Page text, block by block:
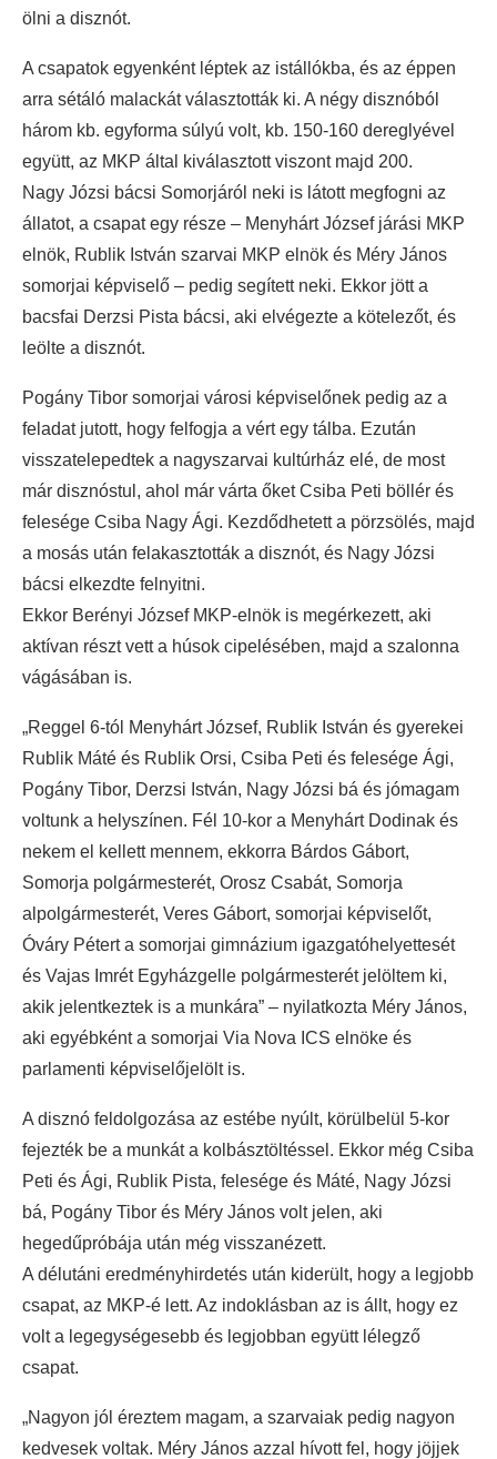
ölni a disznót.
A csapatok egyenként léptek az istállókba, és az éppen
arra sétáló malackát választották ki. A négy disznóból
három kb. egyforma súlyú volt, kb. 150-160 dereglyével
együtt, az MKP által kiválasztott viszont majd 200.
Nagy Józsi bácsi Somorjáról neki is látott megfogni az
állatot, a csapat egy része – Menyhárt József járási MKP
elnök, Rublik István szarvai MKP elnök és Méry János
somorjai képviselő – pedig segített neki. Ekkor jött a
bacsfai Derzsi Pista bácsi, aki elvégezte a kötelezőt, és
leölte a disznót.
Pogány Tibor somorjai városi képviselőnek pedig az a
feladat jutott, hogy felfogja a vért egy tálba. Ezután
visszatelepedtek a nagyszarvai kultúrház elé, de most
már disznóstul, ahol már várta őket Csiba Peti böllér és
felesége Csiba Nagy Ági. Kezdődhetett a pörzsölés, majd
a mosás után felakasztották a disznót, és Nagy Józsi
bácsi elkezdte felnyitni.
Ekkor Berényi József MKP-elnök is megérkezett, aki
aktívan részt vett a húsok cipelésében, majd a szalonna
vágásában is.
„Reggel 6-tól Menyhárt József, Rublik István és gyerekei
Rublik Máté és Rublik Orsi, Csiba Peti és felesége Ági,
Pogány Tibor, Derzsi István, Nagy Józsi bá és jómagam
voltunk a helyszínen. Fél 10-kor a Menyhárt Dodinak és
nekem el kellett mennem, ekkorra Bárdos Gábort,
Somorja polgármesterét, Orosz Csabát, Somorja
alpolgármesterét, Veres Gábort, somorjai képviselőt,
Óváry Pétert a somorjai gimnázium igazgatóhelyettesét
és Vajas Imrét Egyházgelle polgármesterét jelöltem ki,
akik jelentkeztek is a munkára” – nyilatkozta Méry János,
aki egyébként a somorjai Via Nova ICS elnöke és
parlamenti képviselőjelölt is.
A disznó feldolgozása az estébe nyúlt, körülbelül 5-kor
fejezték be a munkát a kolbásztöltéssel. Ekkor még Csiba
Peti és Ági, Rublik Pista, felesége és Máté, Nagy Józsi
bá, Pogány Tibor és Méry János volt jelen, aki
hegedűpróbája után még visszanézett.
A délutáni eredményhirdetés után kiderült, hogy a legjobb
csapat, az MKP-é lett. Az indoklásban az is állt, hogy ez
volt a legegységesebb és legjobban együtt lélegző
csapat.
„Nagyon jól éreztem magam, a szarvaiak pedig nagyon
kedvesek voltak. Méry János azzal hívott fel, hogy jöjjek